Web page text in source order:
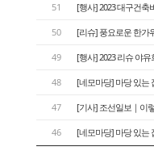
51 [행사] 2023 대구건축
50 [리슈] 풍요로운 한가
49 [행사] 2023 리슈 야유
48 [네모마당] 마당 있는
47 [기사] 조선일보｜이
46 [네모마당] 마당 있는